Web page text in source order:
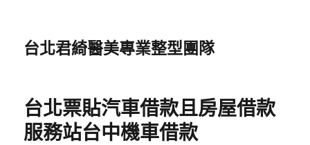
台北君綺醫美專業整型團隊
台北票貼汽車借款且房屋借款
服務站台中機車借款